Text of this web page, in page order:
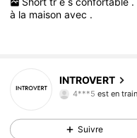
à la maisonavec .
INTROVERT
4***5est en train
4,66
1K Suiveurs
Suivre